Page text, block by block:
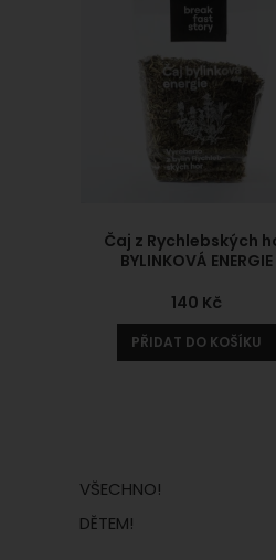
Čaj z Rychlebských
BYLINKOVÁ ENERGIE
140 Kč
PŘIDAT DO KOŠÍKU
VŠECHNO!
DĚTEM!